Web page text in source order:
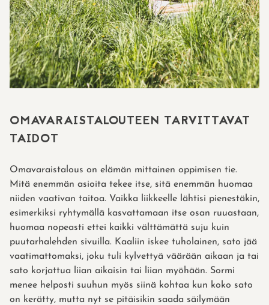
OMAVARAISTALOUTEEN TARVITTAVAT
TAIDOT
Omavaraistalous on elämän mittainen oppimisen tie.
Mitä enemmän asioita tekee itse, sitä enemmän huomaa
niiden vaativan taitoa. Vaikka liikkeelle lähtisi pienestäkin,
esimerkiksi ryhtymällä kasvattamaan itse osan ruuastaan,
huomaa nopeasti ettei kaikki välttämättä suju kuin
puutarhalehden sivuilla. Kaaliin iskee tuholainen, sato jää
vaatimattomaksi, joku tuli kylvettyä väärään aikaan ja tai
sato korjattua liian aikaisin tai liian myöhään. Sormi
menee helposti suuhun myös siinä kohtaa kun koko sato
on kerätty, mutta nyt se pitäisikin saada säilymään